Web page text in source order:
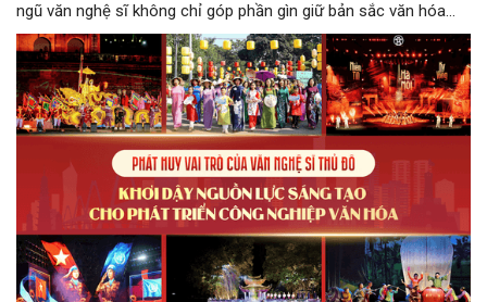
ngũ văn nghệ sĩ không chỉ góp phần gìn giữ bản sắc văn hóa
mà còn giữ vai trò trung tâm trong quá trình hình thành các sản
phẩm công nghiệp văn hóa có giá trị. Khơi dậy, phát huy và tạo
điều kiện để nguồn lực sáng tạo ấy phát triển sẽ là “chìa khóa”
để Hà Nội khai thác hiệu quả tiềm năng văn hóa, nâng cao năng
lực cạnh tranh và khẳng định vị thế của một trung tâm sáng tạo
trong kỷ nguyên mới.